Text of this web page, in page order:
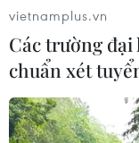
45%), sản
m3/tháng. Để
phủ về kinh
dự kiến từ ngày
Thành phố Hồ
vietnamplus.vn
Các trường đại
chuẩn xét